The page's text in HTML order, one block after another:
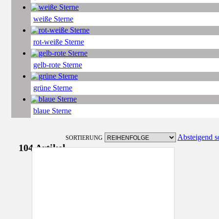
weiße Sterne
rot-weiße Sterne
gelb-rote Sterne
grüne Sterne
blaue Sterne
104Artikel
SORTIERUNG Absteigend